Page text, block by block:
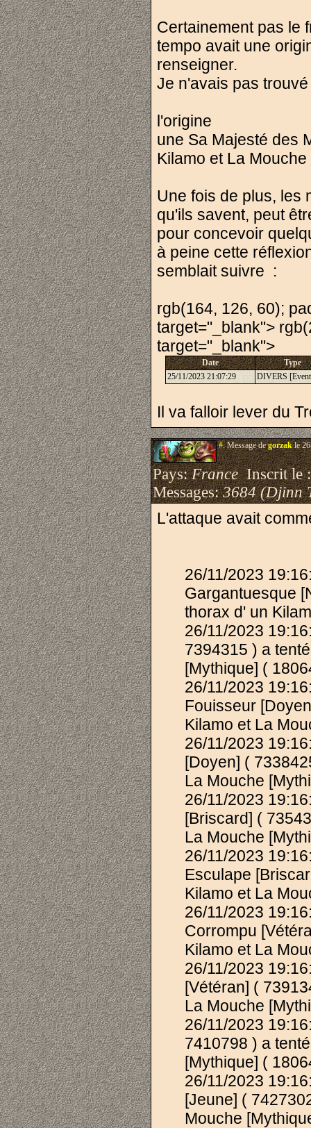
Certainement pas le
tempo avait une
renseigner.
Je n'avais pas
l'origine
une Sa Majesté des
Kilamo et La
Une fois de plus, les
qu'ils savent, peut
pour concevoir
à peine cette
semblait suivre :
rgb(164, 126, 60);
target="_blank">
target="_blank">
Date
Type
25/11/2023 21:07:29
DIVERS
Il va falloir lever du
#.Message degorzakle
Pays:FranceInscrit le
Messages:3684 (Djinn
L'attaque avait
26/11/2023
Gargantuesque
thorax d' un
26/11/2023
7394315 ) a
[Mythique] (
26/11/2023
Fouisseur
Kilamo et La
26/11/2023
[Doyen] (
La Mouche
26/11/2023
[Briscard] (
La Mouche
26/11/2023
Esculape
Kilamo et La
26/11/2023
Corrompu
Kilamo et La
26/11/2023
[Vétéran] (
La Mouche
26/11/2023
7410798 ) a
[Mythique] (
26/11/2023
[Jeune] (
Mouche